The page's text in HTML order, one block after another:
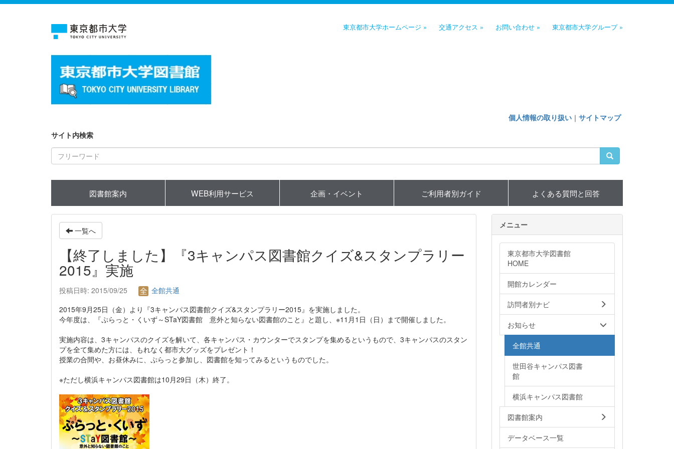
東京都市大学ホームページ » 交通アクセス » お問い合わせ » 東京都市大学グループ »
個人情報の取り扱い ｜ サイトマップ
サイト内検索
図書館案内 WEB利用サービス 企画・イベント ご利用者別ガイド よくある質問と回答
一覧へ
【終了しました】『3キャンパス図書館クイズ&スタンプラリー
2015』実施
投稿日時: 2015/09/25
全館共通
2015年9月25日（金）より『3キャンパス図書館クイズ&スタンプラリー2015』を実施しました。
今年度は、『ぷらっと・くいず～STaY図書館 意外と知らない図書館のこと』と題し、※11月1日（日）まで開催しました。
実施内容は、3キャンパスのクイズを解いて、各キャンパス・カウンターでスタンプを集めるというもので、3キャンパスのスタン
プを全て集めた方には、もれなく都市大グッズをプレゼント！
授業の合間や、お昼休みに、ぷらっと参加し、図書館を知ってみるというものでした。
※ただし横浜キャンパス図書館は10月29日（木）終了。
メニュー
東京都市大学図書館
HOME
開館カレンダー
訪問者別ナビ
お知らせ
全館共通
世田谷キャンパス図書
館
横浜キャンパス図書館
図書館案内
データベース一覧